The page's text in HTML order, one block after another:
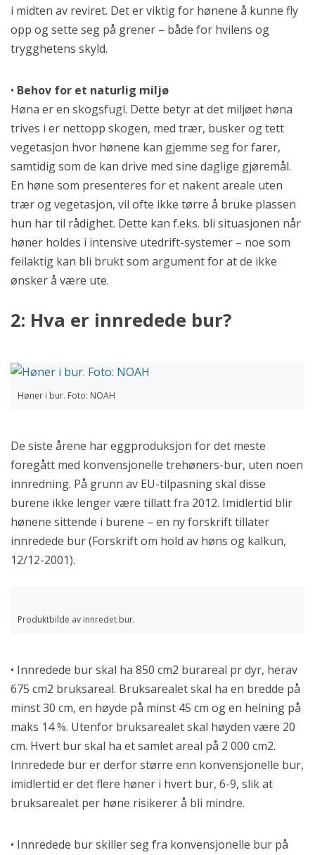
i midten av reviret. Det er viktig for hønene å kunne fly
opp og sette seg på grener – både for hvilens og
trygghetens skyld.
• Behov for et naturlig miljø
Høna er en skogsfugl. Dette betyr at det miljøet høna
trives i er nettopp skogen, med trær, busker og tett
vegetasjon hvor hønene kan gjemme seg for farer,
samtidig som de kan drive med sine daglige gjøremål.
En høne som presenteres for et nakent areale uten
trær og vegetasjon, vil ofte ikke tørre å bruke plassen
hun har til rådighet. Dette kan f.eks. bli situasjonen når
høner holdes i intensive utedrift-systemer – noe som
feilaktig kan bli brukt som argument for at de ikke
ønsker å være ute.
2: Hva er innredede bur?
Høner i bur. Foto: NOAH
De siste årene har eggproduksjon for det meste
foregått med konvensjonelle trehøners-bur, uten noen
innredning. På grunn av EU-tilpasning skal disse
burene ikke lenger være tillatt fra 2012. Imidlertid blir
hønene sittende i burene – en ny forskrift tillater
innredede bur (Forskrift om hold av høns og kalkun,
12/12-2001).
Produktbilde av innredet bur.
• Innredede bur skal ha 850 cm2 burareal pr dyr, herav
675 cm2 bruksareal. Bruksarealet skal ha en bredde på
minst 30 cm, en høyde på minst 45 cm og en helning på
maks 14 %. Utenfor bruksarealet skal høyden være 20
cm. Hvert bur skal ha et samlet areal på 2 000 cm2.
Innredede bur er derfor større enn konvensjonelle bur,
imidlertid er det flere høner i hvert bur, 6-9, slik at
bruksarealet per høne risikerer å bli mindre.
• Innredede bur skiller seg fra konvensjonelle bur på